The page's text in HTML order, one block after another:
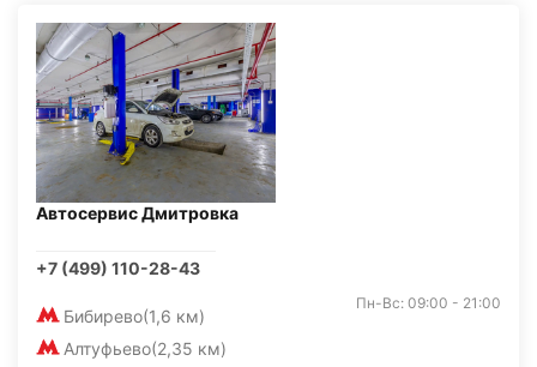
Автосервис Дмитровка
+7 (499) 110-28-43
Бибирево(1,6 км)
Алтуфьево(2,35 км)
Пн-Вс: 09:00 - 21:00